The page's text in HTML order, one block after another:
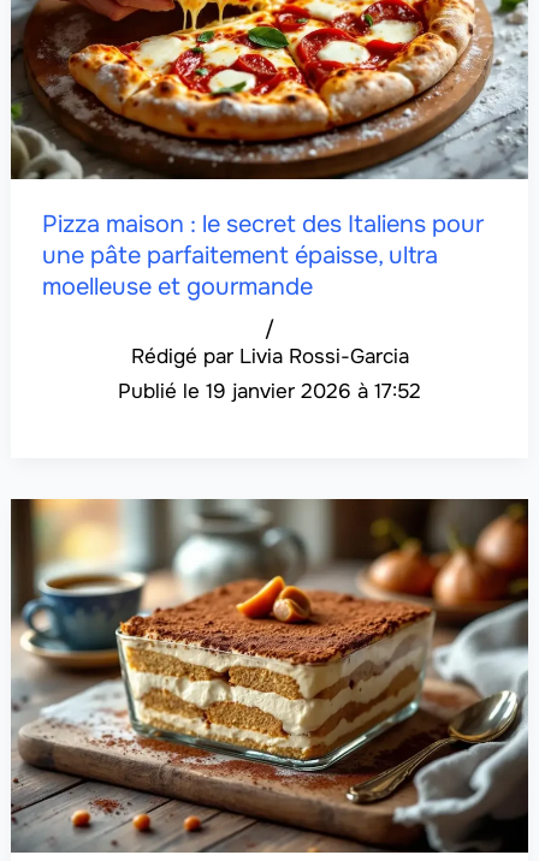
Pizza maison : le secret des Italiens pour
une pâte parfaitement épaisse, ultra
moelleuse et gourmande
Livia Rossi-Garcia
/
19 janvier 2026 à 17:52